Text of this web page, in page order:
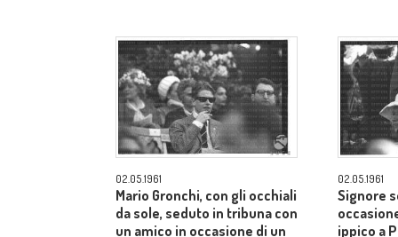
02.05.1961
Mario Gronchi, con gli occhiali
da sole, seduto in tribuna con
un amico in occasione di un
02.05.1961
Signore
ippico a